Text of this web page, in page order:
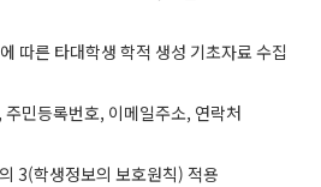
따른 타대학생 학적 생성 기초자료 수집
민등록번호, 이메일주소, 연락처
3(학생정보의 보호원칙) 적용